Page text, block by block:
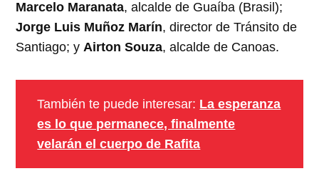
Marcelo Maranata, alcalde de Guaíba (Brasil);
Jorge Luis Muñoz Marín, director de Tránsito de
Santiago; y Airton Souza, alcalde de Canoas.
También te puede interesar: La esperanza
es lo que permanece, finalmente
velarán el cuerpo de Rafita